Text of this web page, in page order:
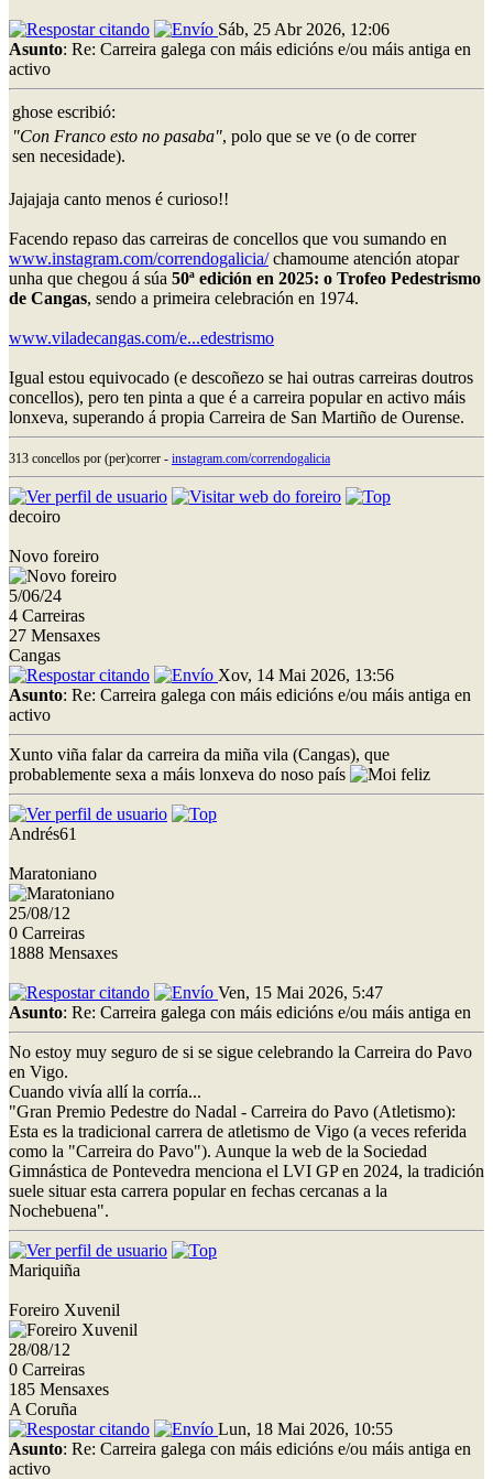
Sáb, 25 Abr 2026, 12:06
Asunto: Re: Carreira galega con máis edicións e/ou máis antiga en
activo
ghose escribió:
"Con Franco esto no pasaba", polo que se ve (o de correr
sen necesidade).
Jajajaja canto menos é curioso!!
Facendo repaso das carreiras de concellos que vou sumando en
www.instagram.com/correndogalicia/chamoume atención atopar
unha que chegou á súa 50ª edición en 2025: o Trofeo Pedestrismo
de Cangas, sendo a primeira celebración en 1974.
www.viladecangas.com/e...edestrismo
Igual estou equivocado (e descoñezo se hai outras carreiras doutros
concellos), pero ten pinta a que é a carreira popular en activo máis
lonxeva, superando á propia Carreira de San Martiño de Ourense.
313 concellos por (per)correr - instagram.com/correndogalicia
decoiro
Novo foreiro
5/06/24
4 Carreiras
27 Mensaxes
Cangas
Xov, 14 Mai 2026, 13:56
Asunto: Re: Carreira galega con máis edicións e/ou máis antiga en
activo
Xunto viña falar da carreira da miña vila (Cangas), que
probablemente sexa a máis lonxeva do noso país
Andrés61
Maratoniano
25/08/12
0 Carreiras
1888 Mensaxes
Ven, 15 Mai 2026, 5:47
Asunto: Re: Carreira galega con máis edicións e/ou máis antiga en
No estoy muy seguro de si se sigue celebrando la Carreira do Pavo
en Vigo.
Cuando vivía allí la corría...
"Gran Premio Pedestre do Nadal - Carreira do Pavo (Atletismo):
Esta es la tradicional carrera de atletismo de Vigo (a veces referida
como la "Carreira do Pavo"). Aunque la web de la Sociedad
Gimnástica de Pontevedra menciona el LVI GP en 2024, la tradición
suele situar esta carrera popular en fechas cercanas a la
Nochebuena".
Mariquiña
Foreiro Xuvenil
28/08/12
0 Carreiras
185 Mensaxes
A Coruña
Lun, 18 Mai 2026, 10:55
Asunto: Re: Carreira galega con máis edicións e/ou máis antiga en
activo